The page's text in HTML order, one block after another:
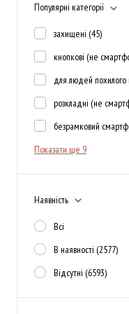
Популярні категорії
захищені (45)
кнопкові (не
для людей похилого
розкладні (не
безрамковий
Показати ще 9
Наявність
Всі
В наявності (2577)
Відсутні (6593)